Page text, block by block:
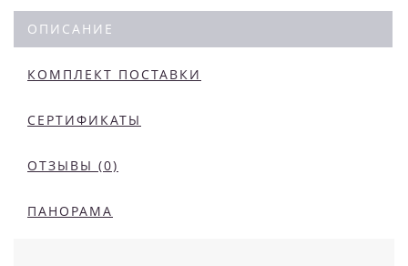
ОПИСАНИЕ
КОМПЛЕКТ ПОСТАВКИ
СЕРТИФИКАТЫ
ОТЗЫВЫ (0)
ПАНОРАМА